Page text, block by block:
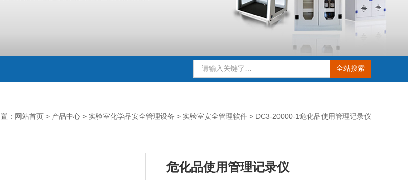
： 网站首页 > 产品中心 > 实验室化学品安全管理设备 > 实验室安全管理软件 > DC3-20000-1危化品使用管理记录仪
危化品使用管理记录仪